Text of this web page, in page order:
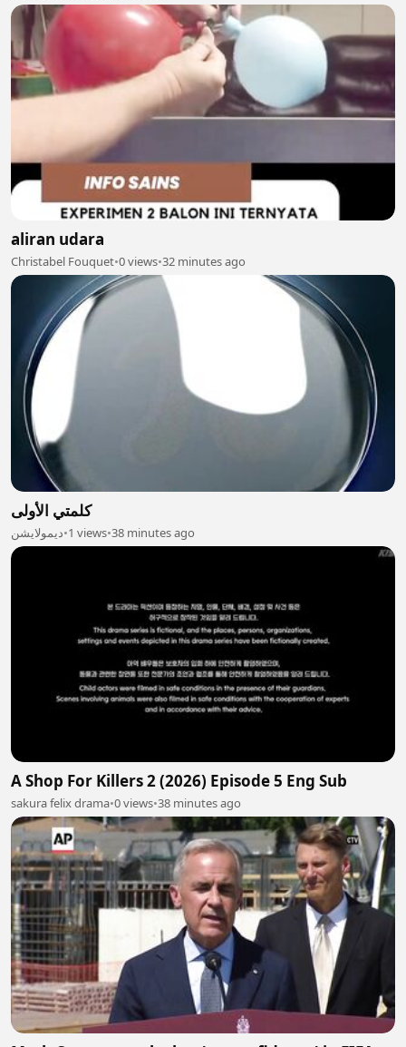
aliran udara
Christabel Fouquet•0 views•32 minutes ago
كلمتي الأولى
ديمولايشن•1 views•38 minutes ago
A Shop For Killers 2 (2026) Episode 5 Eng Sub
sakura felix drama•0 views•38 minutes ago